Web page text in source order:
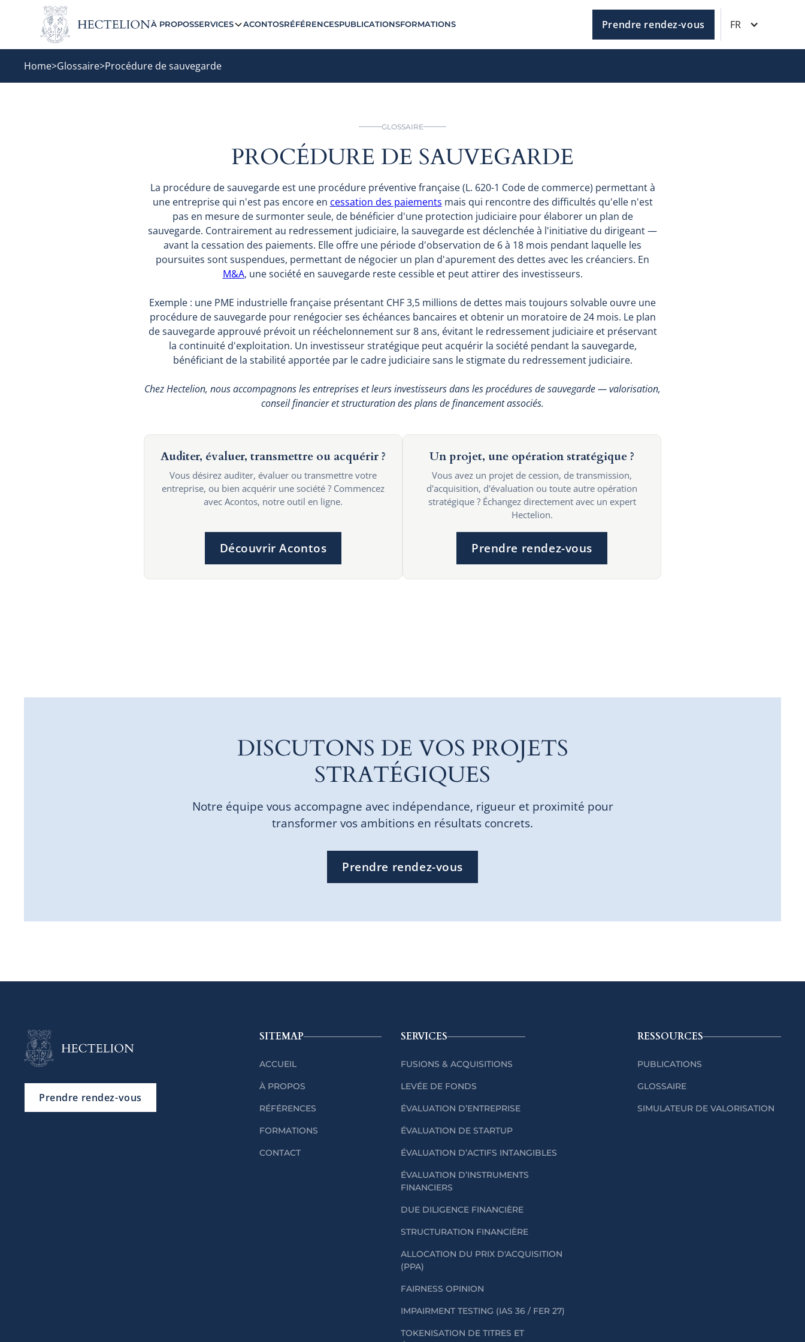
À PROPOSSERVICES ACONTOSRÉFÉRENCESPUBLICATIONSFORMATIONS Prendre rendez-vous FR
Home>Glossaire>Procédure de sauvegarde
GLOSSAIRE
PROCÉDURE DE SAUVEGARDE
La procédure de sauvegarde est une procédure préventive française (L. 620-1 Code de commerce) permettant à
une entreprise qui n'est pas encore en cessation des paiements mais qui rencontre des difficultés qu'elle n'est
pas en mesure de surmonter seule, de bénéficier d'une protection judiciaire pour élaborer un plan de
sauvegarde. Contrairement au redressement judiciaire, la sauvegarde est déclenchée à l'initiative du dirigeant —
avant la cessation des paiements. Elle offre une période d'observation de 6 à 18 mois pendant laquelle les
poursuites sont suspendues, permettant de négocier un plan d'apurement des dettes avec les créanciers. En
M&A, une société en sauvegarde reste cessible et peut attirer des investisseurs.
Exemple : une PME industrielle française présentant CHF 3,5 millions de dettes mais toujours solvable ouvre une
procédure de sauvegarde pour renégocier ses échéances bancaires et obtenir un moratoire de 24 mois. Le plan
de sauvegarde approuvé prévoit un rééchelonnement sur 8 ans, évitant le redressement judiciaire et préservant
la continuité d'exploitation. Un investisseur stratégique peut acquérir la société pendant la sauvegarde,
bénéficiant de la stabilité apportée par le cadre judiciaire sans le stigmate du redressement judiciaire.
Chez Hectelion, nous accompagnons les entreprises et leurs investisseurs dans les procédures de sauvegarde — valorisation,
conseil financier et structuration des plans de financement associés.
Auditer, évaluer, transmettre ou acquérir ?
Vous désirez auditer, évaluer ou transmettre votre
entreprise, ou bien acquérir une société ? Commencez
avec Acontos, notre outil en ligne.
Découvrir Acontos
Un projet, une opération stratégique ?
Vous avez un projet de cession, de transmission,
d'acquisition, d'évaluation ou toute autre opération
stratégique ? Échangez directement avec un expert
Hectelion.
Prendre rendez-vous
DISCUTONS DE VOS PROJETS
STRATÉGIQUES
Notre équipe vous accompagne avec indépendance, rigueur et proximité pour
transformer vos ambitions en résultats concrets.
Prendre rendez-vous
Prendre rendez-vous
SITEMAP
ACCUEIL
À PROPOS
RÉFÉRENCES
FORMATIONS
CONTACT
SERVICES
FUSIONS & ACQUISITIONS
LEVÉE DE FONDS
ÉVALUATION D’ENTREPRISE
ÉVALUATION DE STARTUP
ÉVALUATION D’ACTIFS INTANGIBLES
ÉVALUATION D’INSTRUMENTS
FINANCIERS
DUE DILIGENCE FINANCIÈRE
STRUCTURATION FINANCIÈRE
ALLOCATION DU PRIX D'ACQUISITION
(PPA)
FAIRNESS OPINION
IMPAIRMENT TESTING (IAS 36 / FER 27)
TOKENISATION DE TITRES ET
RESSOURCES
PUBLICATIONS
GLOSSAIRE
SIMULATEUR DE VALORISATION